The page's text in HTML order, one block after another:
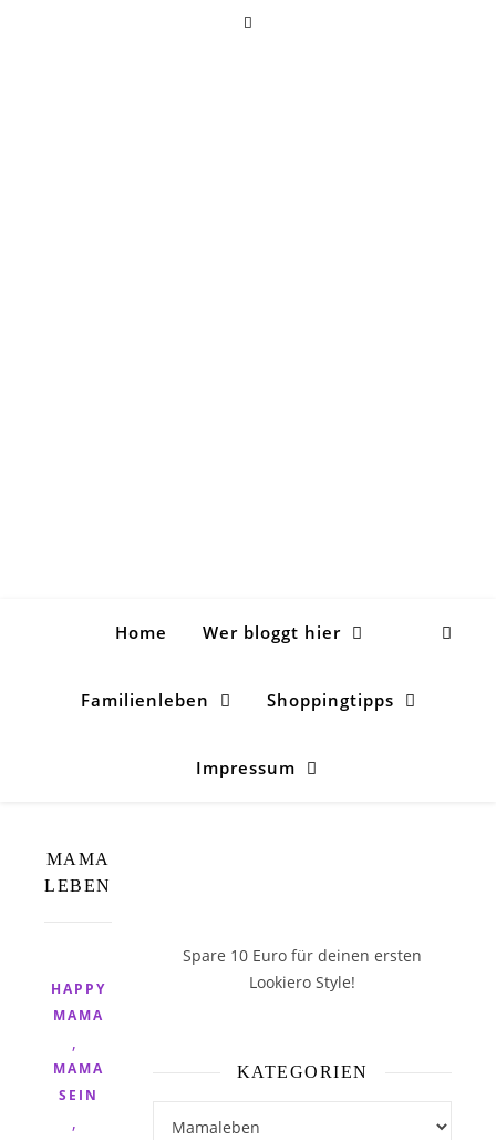
Home Wer bloggt hier
Familienleben Shoppingtipps
Impressum
MAMA
LEBEN
HAPPY
MAMA
,
MAMA
SEIN
,
Spare 10 Euro für deinen ersten
Lookiero Style!
KATEGORIEN